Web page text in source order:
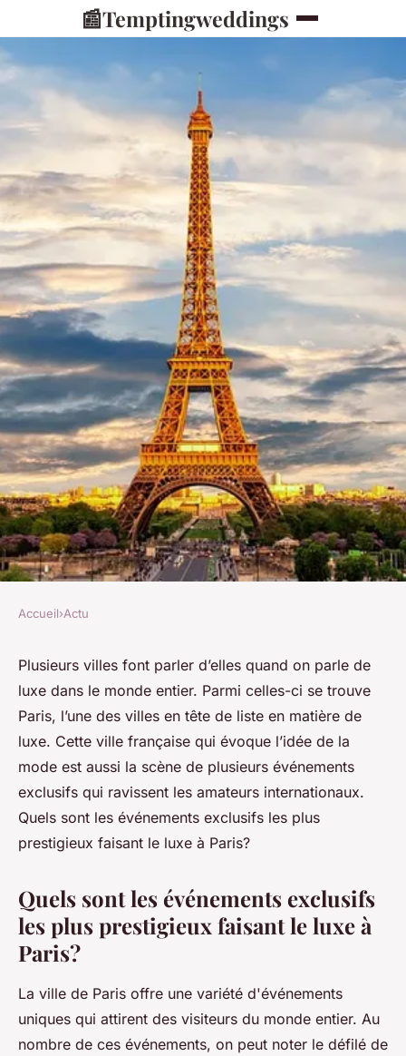
📰Temptingweddings
Quels sont les événements
exclusifs les plus prestigieux
faisant le luxe à Paris?
Laura• 19 mai 2023• 3 min de lecture
Accueil›Actu
Plusieurs villes font parler d’elles quand on parle de
luxe dans le monde entier. Parmi celles-ci se trouve
Paris, l’une des villes en tête de liste en matière de
luxe. Cette ville française qui évoque l’idée de la
mode est aussi la scène de plusieurs événements
exclusifs qui ravissent les amateurs internationaux.
Quels sont les événements exclusifs les plus
prestigieux faisant le luxe à Paris?
Quels sont les événements exclusifs
les plus prestigieux faisant le luxe à
Paris?
La ville de Paris offre une variété d'événements
uniques qui attirent des visiteurs du monde entier. Au
nombre de ces événements, on peut noter le défilé de